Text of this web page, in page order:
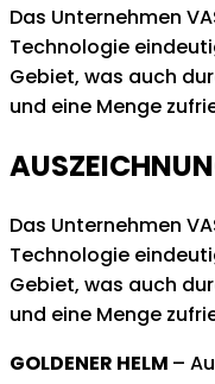
Das Unternehmen
Technologie
Gebiet, was auch
und eine Menge
Das Unternehmen
Technologie
Gebiet, was auch
und eine Menge
GOLDENER HELM –